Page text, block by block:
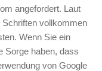
angefordert. Laut
Schriften vollkommen
Wenn Sie ein
Sorge haben, dass
von Google